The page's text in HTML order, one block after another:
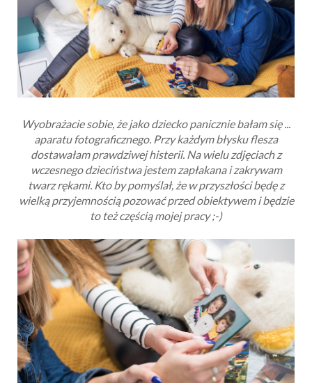
Wyobrażacie sobie, że jako dziecko panicznie bałam się ...
aparatu fotograficznego. Przy każdym błysku flesza
dostawałam prawdziwej histerii. Na wielu zdjęciach z
wczesnego dzieciństwa jestem zapłakana i zakrywam
twarz rękami. Kto by pomyślał, że w przyszłości będę z
wielką przyjemnością pozować przed obiektywem i będzie
to też częścią mojej pracy ;-)